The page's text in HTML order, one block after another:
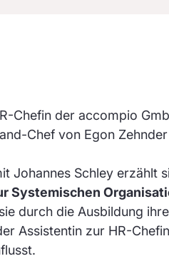
Chefin der accompio
Chef von Egon
Johannes Schley erzählt
Systemischen
durch die Ausbildung ihre
Assistentin zur HR-